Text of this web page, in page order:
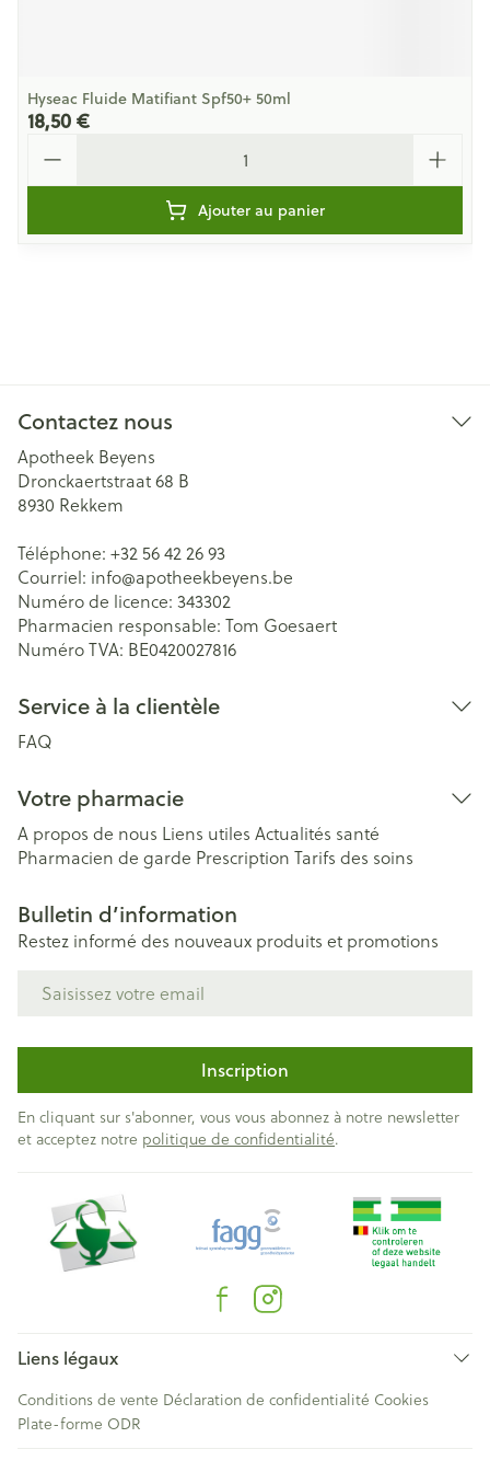
Hyseac Fluide Matifiant Spf50+ 50ml
18,50 €
Ajouter au panier
Contactez nous
Apotheek Beyens
Dronckaertstraat 68 B
8930 Rekkem
Téléphone: +32 56 42 26 93
Courriel: info@apotheekbeyens.be
Numéro de licence: 343302
Pharmacien responsable: Tom Goesaert
Numéro TVA: BE0420027816
Service à la clientèle
FAQ
Votre pharmacie
A propos de nous Liens utiles Actualités santé
Pharmacien de garde Prescription Tarifs des soins
Bulletin d’information
Restez informé des nouveaux produits et promotions
Inscription
En cliquant sur s'abonner, vous vous abonnez à notre newsletter
et acceptez notre politique de confidentialité.
Liens légaux
Conditions de vente Déclaration de confidentialité Cookies
Plate-forme ODR